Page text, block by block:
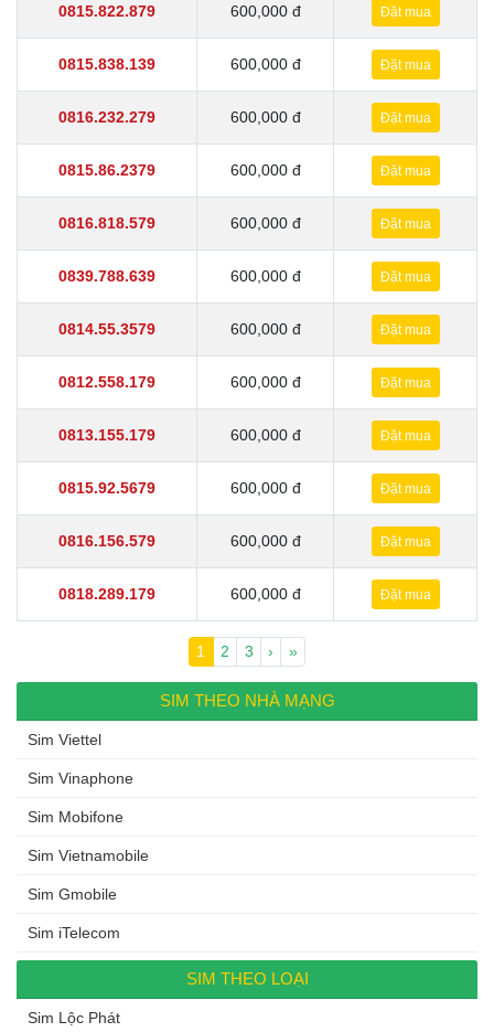
0815.822.879 600,000 đ Đặt mua
0815.838.139 600,000 đ Đặt mua
0816.232.279 600,000 đ Đặt mua
0815.86.2379 600,000 đ Đặt mua
0816.818.579 600,000 đ Đặt mua
0839.788.639 600,000 đ Đặt mua
0814.55.3579 600,000 đ Đặt mua
0812.558.179 600,000 đ Đặt mua
0813.155.179 600,000 đ Đặt mua
0815.92.5679 600,000 đ Đặt mua
0816.156.579 600,000 đ Đặt mua
0818.289.179 600,000 đ Đặt mua
Current Page
1 Page
2 Page
3 › »
SIM THEO NHÀ MẠNG
Sim Viettel
Sim Vinaphone
Sim Mobifone
Sim Vietnamobile
Sim Gmobile
Sim iTelecom
SIM THEO LOẠI
Sim Lộc Phát